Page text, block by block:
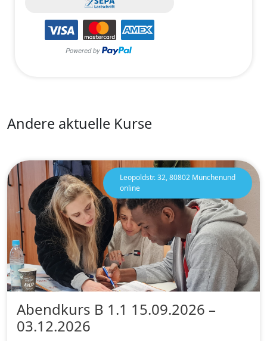
Andere aktuelle Kurse
Leopoldstr. 32, 80802 Münchenund
online
Abendkurs B 1.1 15.09.2026 –
03.12.2026